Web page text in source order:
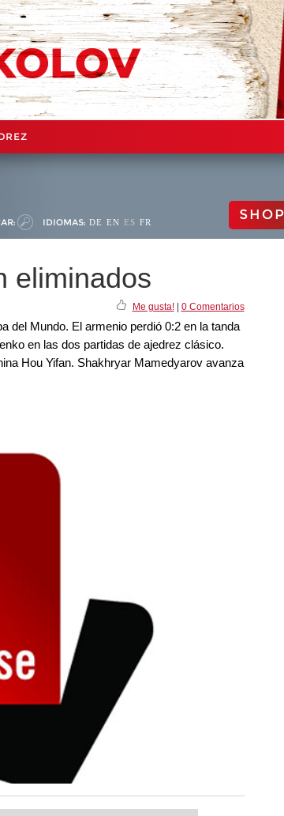
IDIOMAS: DE EN ES FR SHOP
eliminados
Me gusta!| 0 Comentarios
del Mundo. El armenio perdió 0:2 en la tanda
en las dos partidas de ajedrez clásico.
Hou Yifan. Shakhryar Mamedyarov avanza